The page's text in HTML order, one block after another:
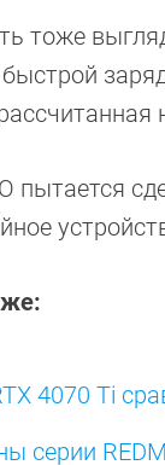
тоже
пытается
4070 Ti
серии